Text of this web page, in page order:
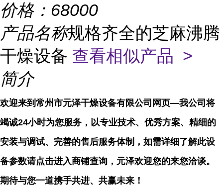
价格： 68000
产品名称规格齐全的芝麻沸腾
干燥设备 查看相似产品 >
简介
欢迎来到常州市元泽干燥设备有限公司网页—我公司将
竭诚24小时为您服务，以专业技术、优秀方案、精细的
安装与调试、完善的售后服务体制，如需详细了解此设
备参数请点击进入商铺查询，元泽欢迎您的来您洽谈。
期待与您一道携手共进、共赢未来！